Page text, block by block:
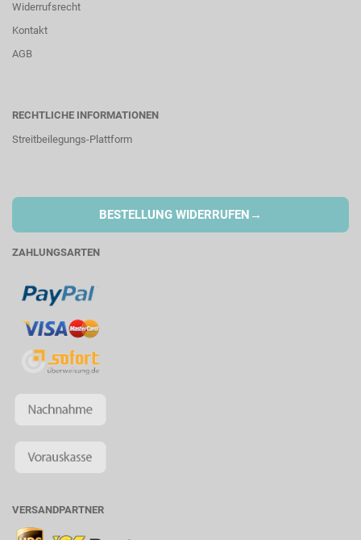
Widerrufsrecht
Kontakt
AGB
RECHTLICHE INFORMATIONEN
Streitbeilegungs-Plattform
BESTELLUNG WIDERRUFEN →
ZAHLUNGSARTEN
VERSANDPARTNER